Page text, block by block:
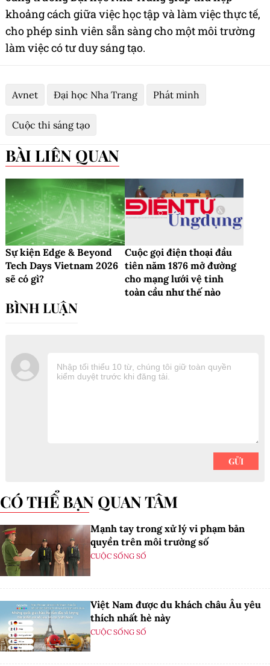
khoảng cách giữa việc học tập và làm việc thực tế,
cho phép sinh viên sẵn sàng cho một môi trường
làm việc có tư duy sáng tạo.
Avnet Đại học Nha Trang Phát minh
Cuộc thi sáng tạo
BÀI LIÊN QUAN
Sự kiện Edge & Beyond
Tech Days Vietnam 2026
sẽ có gì?
Cuộc gọi điện thoại đầu
tiên năm 1876 mở đường
cho mạng lưới vệ tinh
toàn cầu như thế nào
CÓ THỂ BẠN QUAN TÂM
Mạnh tay trong xử lý vi phạm bản
quyền trên môi trường số
CUỘC SỐNG SỐ
Việt Nam được du khách châu Âu yêu
thích nhất hè này
CUỘC SỐNG SỐ